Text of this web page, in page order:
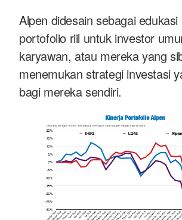
Alpen didesain sebagai edukasi
portofolio riil untuk investor
karyawan, atau mereka yang
menemukan strategi investasi
bagi mereka sendiri.